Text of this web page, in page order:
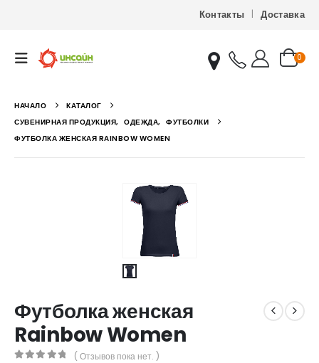
Контакты Доставка
0
НАЧАЛО
КАТАЛОГ
СУВЕНИРНАЯ ПРОДУКЦИЯ, ОДЕЖДА, ФУТБОЛКИ
ФУТБОЛКА ЖЕНСКАЯ RAINBOW WOMEN
Футболка женская
Rainbow Women
( Отзывов пока нет. )